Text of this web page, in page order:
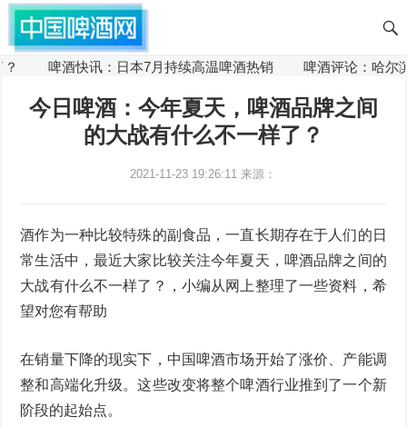
啤酒快讯：日本7月持续高温啤酒热销 啤酒评论：哈尔滨市
今日啤酒：今年夏天，啤酒品牌之间
的大战有什么不一样了？
2021-11-23 19:26:11 来源：
酒作为一种比较特殊的副食品，一直长期存在于人们的日
常生活中，最近大家比较关注今年夏天，啤酒品牌之间的
大战有什么不一样了？，小编从网上整理了一些资料，希
望对您有帮助
在销量下降的现实下，中国啤酒市场开始了涨价、产能调
整和高端化升级。这些改变将整个啤酒行业推到了一个新
阶段的起始点。